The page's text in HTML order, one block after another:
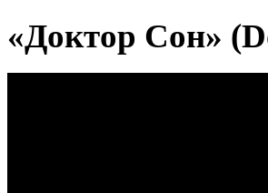
«Доктор Сон»